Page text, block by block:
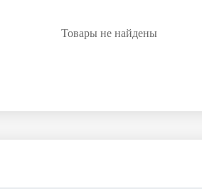
Товары не найдены